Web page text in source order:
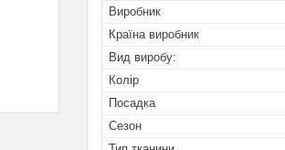
Виробник
Країна виробник
Вид виробу:
Колір
Посадка
Сезон